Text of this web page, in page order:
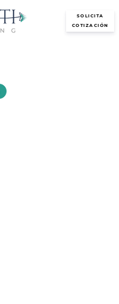
SOLICITA
COTIZACIÓN